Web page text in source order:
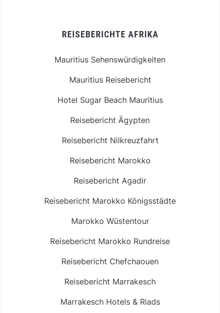
REISEBERICHTE AFRIKA
Mauritius Sehenswürdigkeiten
Mauritius Reisebericht
Hotel Sugar Beach Mauritius
Reisebericht Ägypten
Reisebericht Nilkreuzfahrt
Reisebericht Marokko
Reisebericht Agadir
Reisebericht Marokko Königsstädte
Marokko Wüstentour
Reisebericht Marokko Rundreise
Reisebericht Chefchaouen
Reisebericht Marrakesch
Marrakesch Hotels & Riads